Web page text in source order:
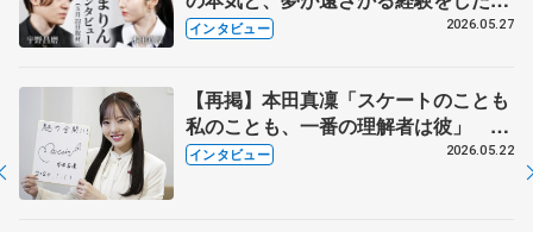
田真凜の覚悟
インタビュー 2026.05.27
【再掲】本田真凜「スケートのことも
私のことも、一番の理解者は彼」 引
退時の単独インタビューで語った競技
インタビュー 2026.05.22